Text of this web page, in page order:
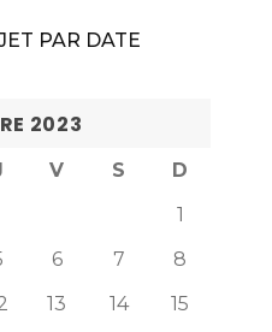
PAR DATE
2023
V S
D
1
6 7
8
13 14
15